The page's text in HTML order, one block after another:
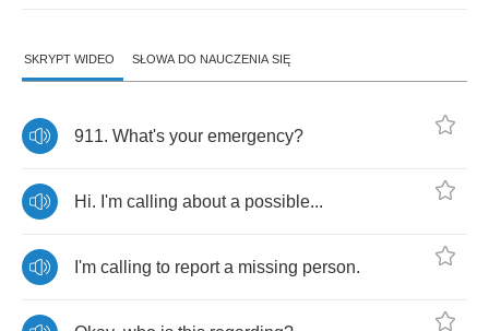
SKRYPT WIDEO SŁOWA DO NAUCZENIA SIĘ
911. What's your emergency?
Hi. I'm calling about a possible...
I'm calling to report a missing person.